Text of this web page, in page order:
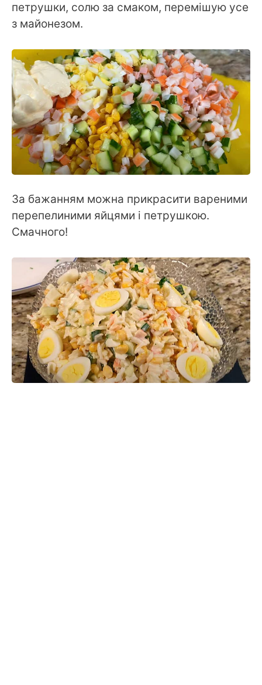
петрушки, солю за смаком, перемішую усе
з майонезом.
За бажанням можна прикрасити вареними
перепелиними яйцями і петрушкою.
Смачного!